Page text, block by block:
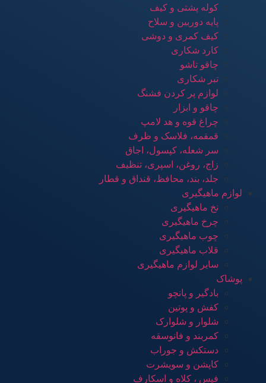
کوله پشتی و کیف
پایه دوربین و سلاح
کیف کمری و دوشی
کارد شکاری
چاقو تاشو
تبر شکاری
لوازم پر کردن فشنگ
چاقو و ابزار
چراغ قوه و هد لامپ
قمقمه، فلاسک و ظرف
سر شعله، کپسول، اجاق
زاج، روغن، اسپری، تنظیف
جلد، بند، محافظ، قنداق و قطار
لوازم ماهیگیری
نخ ماهیگیری
چرخ ماهیگیری
چوب ماهیگیری
قلاب ماهیگیری
سایر لوازم ماهیگیری
پوشاک
بادگیر و پانچو
کفش و پوتین
شلوار و شلوارک
کمربند و فانوسقه
دستکش و جوراب
کاپشن و سویشرت
فیس ، کلاه و اسکارف